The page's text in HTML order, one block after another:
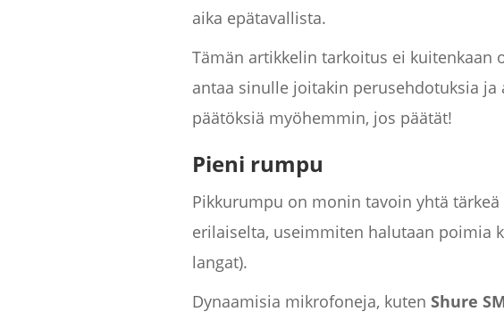
aika epätavallista.
Tämän artikkelin tarkoitus ei kuitenkaan
antaa sinulle joitakin perusehdotuksia
päätöksiä myöhemmin, jos päätät!
Pieni rumpu
Pikkurumpu on monin tavoin yhtä
erilaiselta, useimmiten halutaan poimia
langat).
Dynaamisia mikrofoneja, kutenShure